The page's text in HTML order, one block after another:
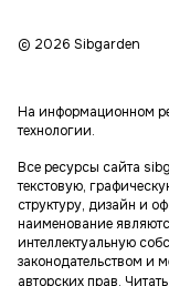
© 2026 Sibgarden
На информационном
технологии.
Все ресурсы сайта
текстовую,
структуру, дизайн и
наименование
интеллектуальную
законодательством и
авторских прав.